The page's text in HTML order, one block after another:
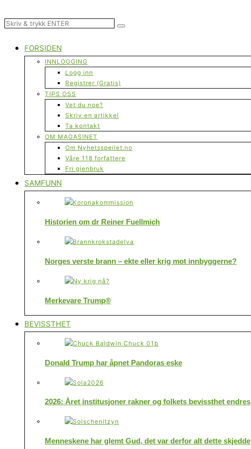
FORSIDEN
INNLOGGING
Logg inn
Registrer (Gratis)
TIPS OSS
Vet du noe?
Skriv en artikkel
Ta kontakt
OM MAGASINET
Om Nyhetsspeilet.no
Våre 118 forfattere
Fri gjenbruk
SAMFUNN
Historien om dr Reiner Fuellmich
Norges verste brann – ekte eller krig mot innbyggerne?
Merkevare Trump®
BEVISSTHET
Donald Trump har åpnet Pandoras eske
2026: Året institusjoner rakner og folkets bevissthet endres
Menneskene har glemt Gud, det var derfor alt dette skjedde